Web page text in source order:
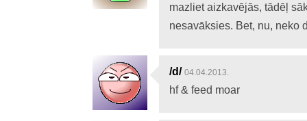
mazliet aizkavējās, tādēļ
nesavāksies. Bet, nu, neko
/d/ 04.04.2013.
hf & feed moar